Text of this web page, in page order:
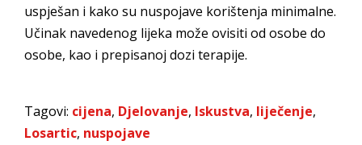
uspješan i kako su nuspojave korištenja minimalne.
Učinak navedenog lijeka može ovisiti od osobe do
osobe, kao i prepisanoj dozi terapije.
Tagovi: cijena, Djelovanje, Iskustva, liječenje,
Losartic, nuspojave